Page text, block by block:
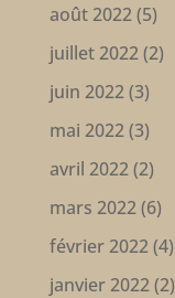
août 2022(5)
juillet 2022(2)
juin 2022(3)
mai 2022(3)
avril 2022(2)
mars 2022(6)
février 2022(4)
janvier 2022(2)